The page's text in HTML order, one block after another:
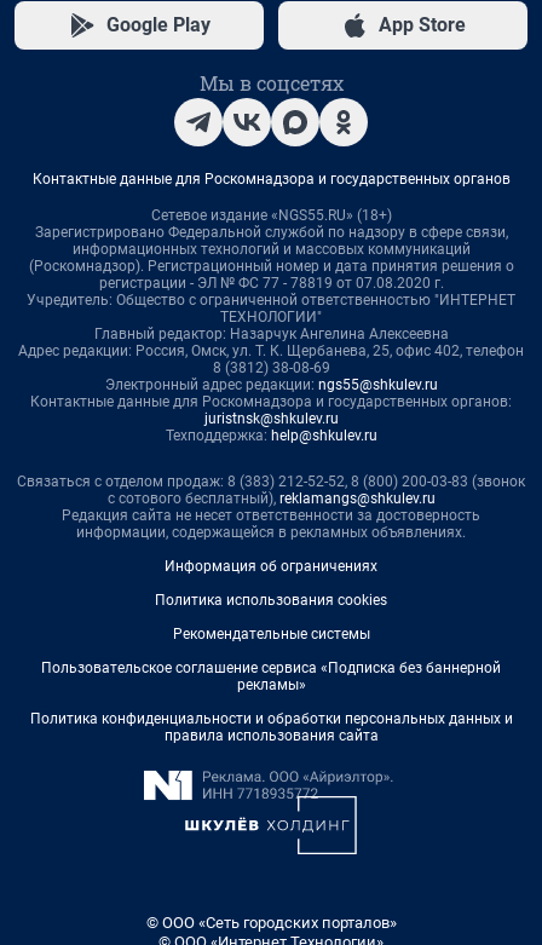
Google Play App Store
Мы в соцсетях
Контактные данные для Роскомнадзора и государственных органов
Сетевое издание «NGS55.RU» (18+)
Зарегистрировано Федеральной службой по надзору в сфере связи,
информационных технологий и массовых коммуникаций
(Роскомнадзор). Регистрационный номер и дата принятия решения о
регистрации - ЭЛ № ФС 77 - 78819 от 07.08.2020 г.
Учредитель: Общество с ограниченной ответственностью "ИНТЕРНЕТ
ТЕХНОЛОГИИ"
Главный редактор: Назарчук Ангелина Алексеевна
Адрес редакции: Россия, Омск, ул. Т. К. Щербанева, 25, офис 402, телефон
8 (3812) 38-08-69
Электронный адрес редакции: ngs55@shkulev.ru
Контактные данные для Роскомнадзора и государственных органов:
juristnsk@shkulev.ru
Техподдержка: help@shkulev.ru
Связаться с отделом продаж: 8 (383) 212-52-52, 8 (800) 200-03-83 (звонок
с сотового бесплатный), reklamangs@shkulev.ru
Редакция сайта не несет ответственности за достоверность
информации, содержащейся в рекламных объявлениях.
Информация об ограничениях
Политика использования cookies
Рекомендательные системы
Пользовательское соглашение сервиса «Подписка без баннерной
рекламы»
Политика конфиденциальности и обработки персональных данных и
правила использования сайта
© ООО «Сеть городских порталов»